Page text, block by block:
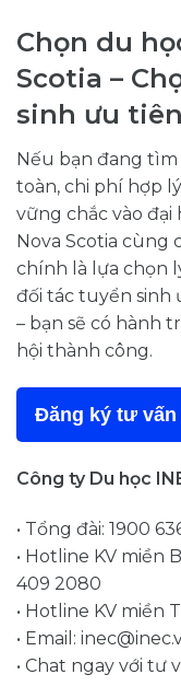
Chọn du
Scotia –
sinh ưu tiên
Nếu bạn đang
toàn, chi phí hợp
vững chắc vào
Nova Scotia cùng
chính là lựa chọn
đối tác tuyển sinh
– bạn sẽ có hành
hội thành công.
Đăng ký tư vấn
Công ty Du học
• Tổng đài: 1900
• Hotline KV miền
409 2080
• Hotline KV miền
• Email:
• Chat ngay với tư